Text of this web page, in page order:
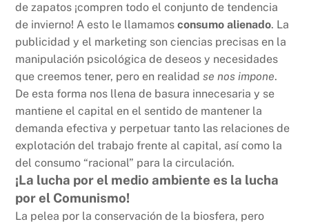
de zapatos ¡compren todo el conjunto de tendencia
de invierno! A esto le llamamosconsumo alienado. La
publicidad y el marketing son ciencias precisas en la
manipulación psicológica de deseos y necesidades
que creemos tener, pero en realidadse nos impone.
De esta forma nos llena de basura innecesaria y se
mantiene el capital en el sentido de mantener la
demanda efectiva y perpetuar tanto las relaciones de
explotación del trabajo frente al capital, así como la
del consumo “racional” para la circulación.
¡La lucha por el medio ambiente es la lucha
por el Comunismo!
La pelea por la conservación de la biosfera, pero